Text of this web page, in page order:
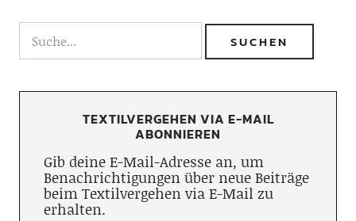
TEXTILVERGEHEN VIA E-MAIL
ABONNIEREN
Gib deine E-Mail-Adresse an, um
Benachrichtigungen über neue Beiträge
beim Textilvergehen via E-Mail zu
erhalten.